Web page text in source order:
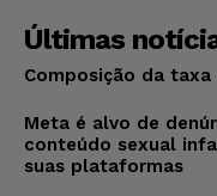
Últimas
Composição da taxa
Meta é alvo de
conteúdo sexual
suas plataformas